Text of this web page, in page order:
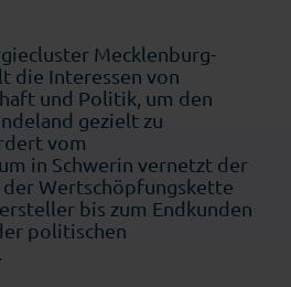
Mecklenburg-
die Interessen von
und Politik, um den
gezielt zu
vom
in Schwerin vernetzt der
der Wertschöpfungskette
bis zum Endkunden
politischen